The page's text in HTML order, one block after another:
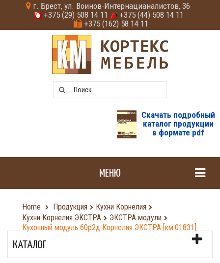
г. Брест, ул. Воинов-Интернацианалистов, 36
+375 (29) 508 14 11
+375 (44) 508 14 11
+375 (162) 58 14 11
Скачать подробный
каталог продукции
в формате pdf
МЕНЮ
Home Продукция
Кухни Корнелия
Кухни Корнелия ЭКСТРА
ЭКСТРА модули
Кухонный модуль 60р2д Корнелия ЭКСТРА [км.01831]
КАТАЛОГ